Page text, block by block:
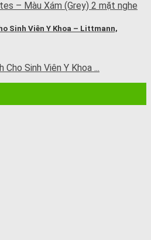
Sinh Viên Y Khoa – Littmann,
Sinh Viên Y Khoa ...